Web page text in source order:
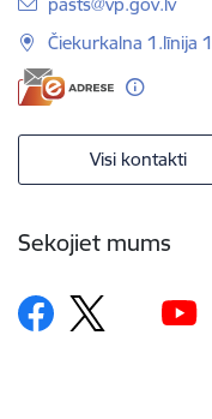
Čiekurkalna 1.līnija
Visi kontakti
Sekojiet mums